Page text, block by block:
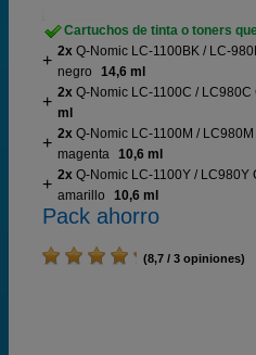
Cartuchos de tinta o toners
2x Q-Nomic LC-1100BK / LC-
negro
14,6 ml
2x Q-Nomic LC-1100C /
ml
2x Q-Nomic LC-1100M /
magenta 10,6 ml
2x Q-Nomic LC-1100Y / LC980Y
amarillo
10,6 ml
Pack ahorro
(8,7 / 3 opiniones)